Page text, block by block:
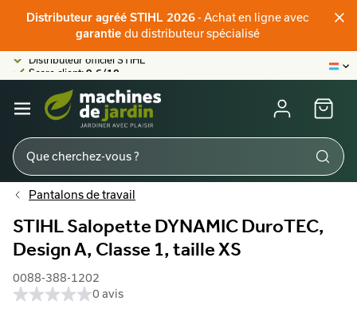
Distributeur agréé STIHL 2026- Achat en ligne avec
garantie du distributeur spécialisé
Distributeur officiel STIHL
9,6/10
La plus grande offre en ligne
Distributeur officiel STIHL
Score client:9,6/10
Pantalons de travail
STIHL Salopette DYNAMIC DuroTEC,
Design A, Classe 1, taille XS
0088-388-1202
0 avis